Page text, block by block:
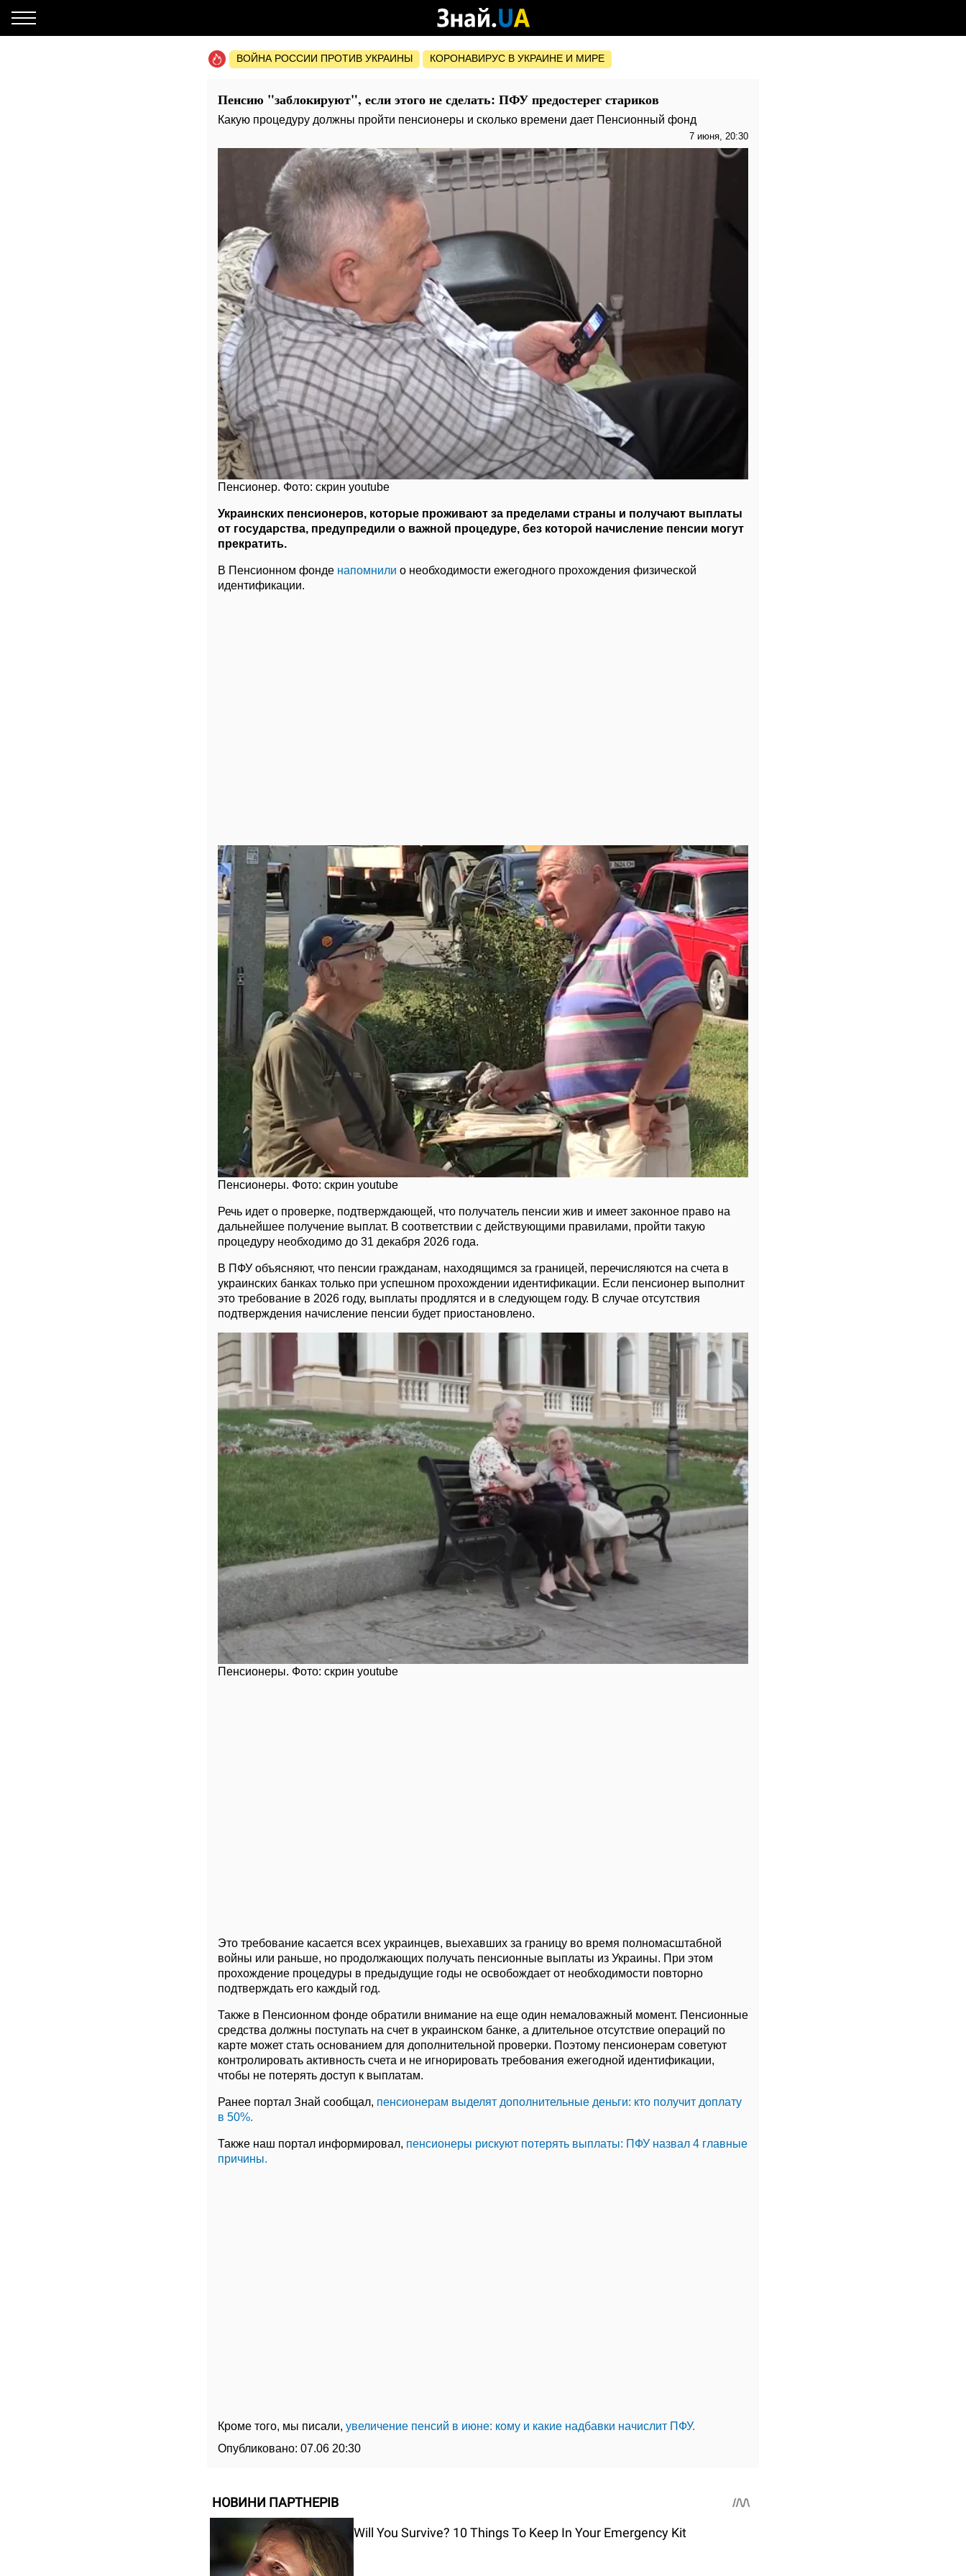
ВОЙНА РОССИИ ПРОТИВ УКРАИНЫ КОРОНАВИРУС В УКРАИНЕ И МИРЕ
Пенсию "заблокируют", если этого не сделать: ПФУ предостерег стариков
Какую процедуру должны пройти пенсионеры и сколько времени дает Пенсионный фонд
7 июня, 20:30
Пенсионер. Фото: скрин youtube
Украинских пенсионеров, которые проживают за пределами страны и получают выплаты
от государства, предупредили о важной процедуре, без которой начисление пенсии могут
прекратить.
В Пенсионном фонде напомнили о необходимости ежегодного прохождения физической
идентификации.
Пенсионеры. Фото: скрин youtube
Речь идет о проверке, подтверждающей, что получатель пенсии жив и имеет законное право на
дальнейшее получение выплат. В соответствии с действующими правилами, пройти такую ​​
процедуру необходимо до 31 декабря 2026 года.
В ПФУ объясняют, что пенсии гражданам, находящимся за границей, перечисляются на счета в
украинских банках только при успешном прохождении идентификации. Если пенсионер выполнит
это требование в 2026 году, выплаты продлятся и в следующем году. В случае отсутствия
подтверждения начисление пенсии будет приостановлено.
Пенсионеры. Фото: скрин youtube
Это требование касается всех украинцев, выехавших за границу во время полномасштабной
войны или раньше, но продолжающих получать пенсионные выплаты из Украины. При этом
прохождение процедуры в предыдущие годы не освобождает от необходимости повторно
подтверждать его каждый год.
Также в Пенсионном фонде обратили внимание на еще один немаловажный момент. Пенсионные
средства должны поступать на счет в украинском банке, а длительное отсутствие операций по
карте может стать основанием для дополнительной проверки. Поэтому пенсионерам советуют
контролировать активность счета и не игнорировать требования ежегодной идентификации,
чтобы не потерять доступ к выплатам.
Ранее портал Знай сообщал, пенсионерам выделят дополнительные деньги: кто получит доплату
в 50%.
Также наш портал информировал, пенсионеры рискуют потерять выплаты: ПФУ назвал 4 главные
причины.
Кроме того, мы писали, увеличение пенсий в июне: кому и какие надбавки начислит ПФУ.
Опубликовано: 07.06 20:30